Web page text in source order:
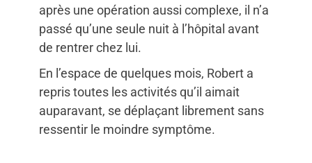
après une opération aussi complexe, il n’a
passé qu’une seule nuit à l’hôpital avant
de rentrer chez lui.
En l’espace de quelques mois, Robert a
repris toutes les activités qu’il aimait
auparavant, se déplaçant librement sans
ressentir le moindre symptôme.